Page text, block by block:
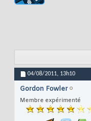
04/08/2011, 13h10
Gordon Fowler
Membre expérimenté